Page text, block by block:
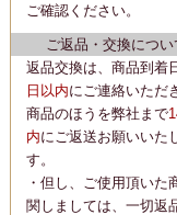
ご確認ください。
ご返品・交換につい
返品交換は、商品到着
日以内にご連絡いただ
商品のほうを弊社まで
内にご返送お願いいた
す。
・但し、ご使用頂いた
関しましては、一切返